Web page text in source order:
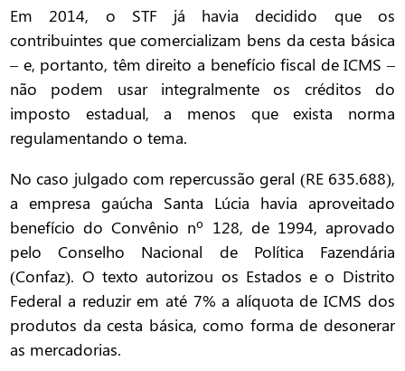
Em 2014, o STF já havia decidido que os
contribuintes que comercializam bens da cesta básica
– e, portanto, têm direito a benefício fiscal de ICMS –
não podem usar integralmente os créditos do
imposto estadual, a menos que exista norma
regulamentando o tema.
No caso julgado com repercussão geral (RE 635.688),
a empresa gaúcha Santa Lúcia havia aproveitado
benefício do Convênio nº 128, de 1994, aprovado
pelo Conselho Nacional de Política Fazendária
(Confaz). O texto autorizou os Estados e o Distrito
Federal a reduzir em até 7% a alíquota de ICMS dos
produtos da cesta básica, como forma de desonerar
as mercadorias.